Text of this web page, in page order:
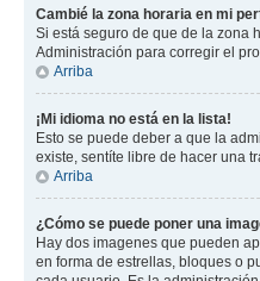
Cambié la zona horaria en mi
Si está seguro de que de la zona
Administración para corregir el
Arriba
¡Mi idioma no está en la lista!
Esto se puede deber a que la
existe, sentíte libre de hacer una
Arriba
¿Cómo se puede poner una
Hay dos imagenes que pueden
en forma de estrellas, bloques o